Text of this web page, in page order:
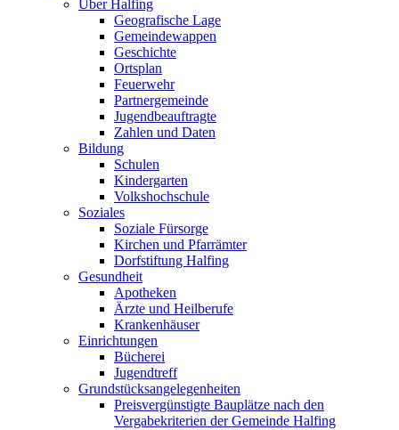
Über Halfing
Geografische Lage
Gemeindewappen
Geschichte
Ortsplan
Feuerwehr
Partnergemeinde
Jugendbeauftragte
Zahlen und Daten
Bildung
Schulen
Kindergarten
Volkshochschule
Soziales
Soziale Fürsorge
Kirchen und Pfarrämter
Dorfstiftung Halfing
Gesundheit
Apotheken
Ärzte und Heilberufe
Krankenhäuser
Einrichtungen
Bücherei
Jugendtreff
Grundstücksangelegenheiten
Preisvergünstigte Bauplätze nach den
Vergabekriterien der Gemeinde Halfing